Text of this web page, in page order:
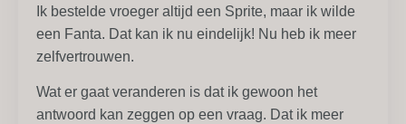
Ik bestelde vroeger altijd een Sprite, maar ik wilde
een Fanta. Dat kan ik nu eindelijk! Nu heb ik meer
zelfvertrouwen.
Wat er gaat veranderen is dat ik gewoon het
antwoord kan zeggen op een vraag. Dat ik meer